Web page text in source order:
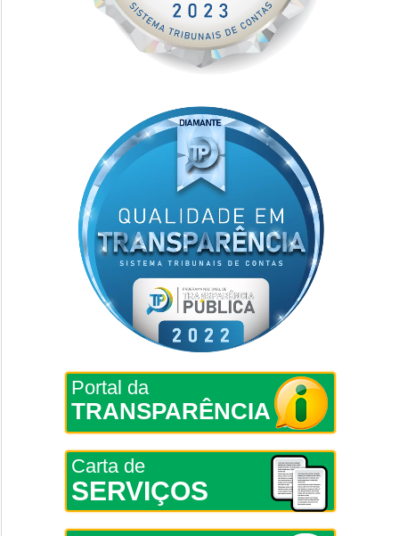
Portal da
TRANSPARÊNCIA
Carta de
SERVIÇOS